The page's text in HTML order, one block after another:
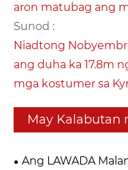
aron matubag ang
Sunod :
Niadtong
ang duha ka 17.8m
mga kostumer sa
May Kalabutan
Ang LAWADA